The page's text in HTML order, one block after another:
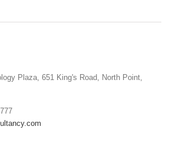
Plaza, 651 King's Road, North Point,